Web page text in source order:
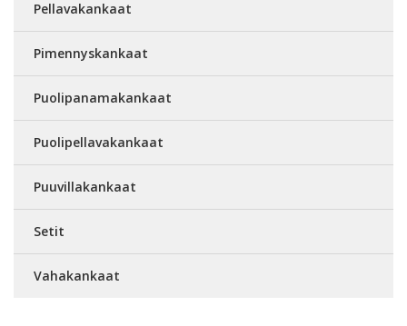
Pellavakankaat
Pimennyskankaat
Puolipanamakankaat
Puolipellavakankaat
Puuvillakankaat
Setit
Vahakankaat